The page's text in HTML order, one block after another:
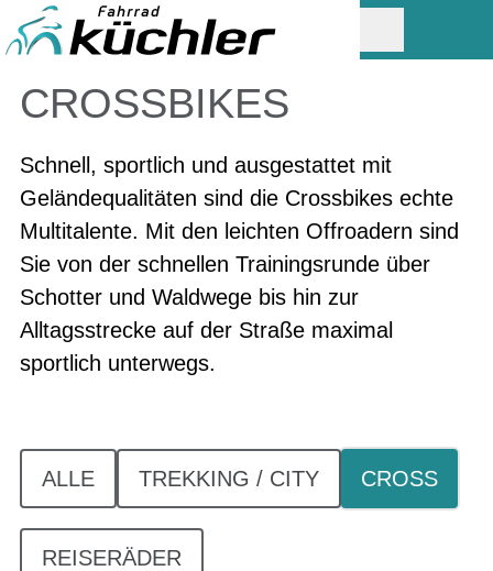
CROSSBIKES
Schnell, sportlich und ausgestattet mit
Geländequalitäten sind die Crossbikes echte
Multitalente. Mit den leichten Offroadern sind
Sie von der schnellen Trainingsrunde über
Schotter und Waldwege bis hin zur
Alltagsstrecke auf der Straße maximal
sportlich unterwegs.
ALLE TREKKING / CITY CROSS
REISERÄDER